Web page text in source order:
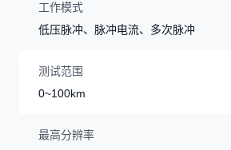
工作模式
低压脉冲、脉冲电流、多次脉冲
测试范围
0~100km
最高分辨率